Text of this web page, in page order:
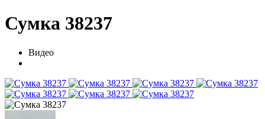
Сумка 38237
Видео